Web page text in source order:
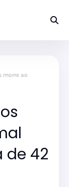
morre ao
42